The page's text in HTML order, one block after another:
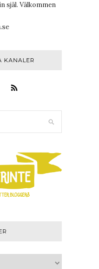
själ. Välkommen
KANALER